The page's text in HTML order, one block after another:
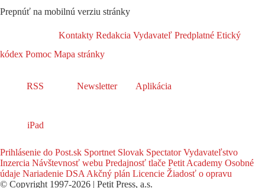
Prepnúť na mobilnú verziu stránky
Kontakty Redakcia Vydavateľ Predplatné Etický
kódex Pomoc Mapa stránky
RSS Newsletter Aplikácia
iPad
Prihlásenie do Post.sk SportnetSlovak SpectatorVydavateľstvo
Inzercia Návštevnosť webu Predajnosť tlače Petit Academy Osobné
údaje Nariadenie DSAAkčný plán Licencie Žiadosť o opravu
© Copyright 1997-2026 | Petit Press, a.s.